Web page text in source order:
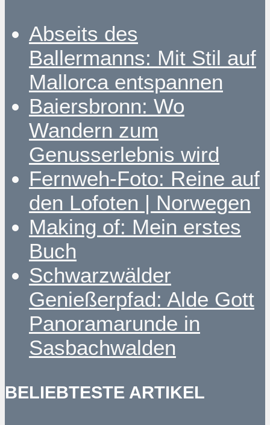
Abseits des
Ballermanns: Mit Stil auf
Mallorca entspannen
Baiersbronn: Wo
Wandern zum
Genusserlebnis wird
Fernweh-Foto: Reine auf
den Lofoten | Norwegen
Making of: Mein erstes
Buch
Schwarzwälder
Genießerpfad: Alde Gott
Panoramarunde in
Sasbachwalden
BELIEBTESTE ARTIKEL